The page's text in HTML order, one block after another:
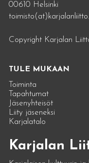
00610 Helsinki
Copyright Karjalan
TULE MUKAAN
Toiminta
Tapahtumat
Jäsenyhteisöt
Liity jäseneksi
Karjalatalo
Karjalan